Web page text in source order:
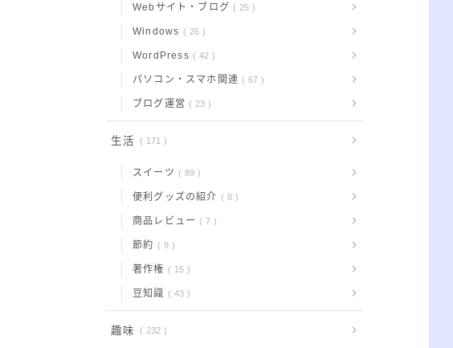
Webサイト・ブログ 25
Windows 26
WordPress 42
パソコン・スマホ関連 67
ブログ運営 23
生活 171
スイーツ 89
便利グッズの紹介 8
商品レビュー 7
節約 9
著作権 15
豆知識 43
趣味 232